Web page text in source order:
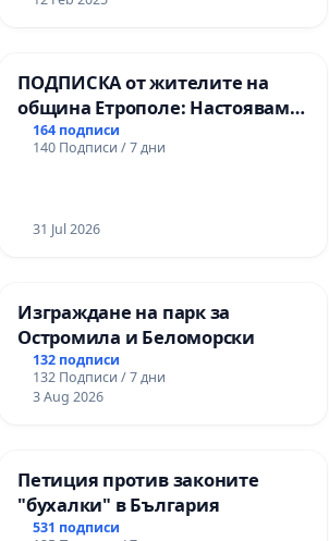
ПОДПИСКА от жителите на
община Етрополе: Настояваме
за ясни гаранции от “Елаците-
МЕД” АД и от държавата, че ще
164 подписи
140 Подписи / 7 дни
31 Jul 2026
Изграждане на парк за
Остромила и Беломорски
132 подписи
132 Подписи / 7 дни
3 Aug 2026
Петиция против законите
"бухалки" в България
531 подписи